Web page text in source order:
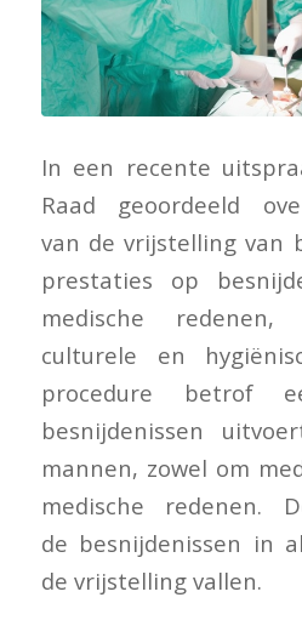
In een recente
Raad geoordeeld
van de vrijstelling van
prestaties op
medische redenen,
culturele en
procedure betrof
besnijdenissen
mannen, zowel om
medische redenen.
de besnijdenissen in
de vrijstelling vallen.